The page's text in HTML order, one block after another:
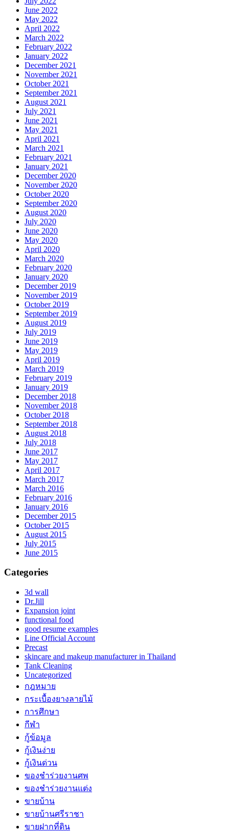
June 2022
May 2022
April 2022
March 2022
February 2022
January 2022
December 2021
November 2021
October 2021
September 2021
August 2021
July 2021
June 2021
May 2021
April 2021
March 2021
February 2021
January 2021
December 2020
November 2020
October 2020
September 2020
August 2020
July 2020
June 2020
May 2020
April 2020
March 2020
February 2020
January 2020
December 2019
November 2019
October 2019
September 2019
August 2019
July 2019
June 2019
May 2019
April 2019
March 2019
February 2019
January 2019
December 2018
November 2018
October 2018
September 2018
August 2018
July 2018
June 2017
May 2017
April 2017
March 2017
March 2016
February 2016
January 2016
December 2015
October 2015
August 2015
July 2015
June 2015
Categories
3d wall
Dr.Jill
Expansion joint
functional food
good resume examples
Line Official Account
Precast
skincare and makeup manufacturer in Thailand
Tank Cleaning
Uncategorized
กฎหมาย
กระเบื้องยางลายไม้
การศึกษา
กีฬา
กู้ข้อมูล
กู้เงินง่าย
กู้เงินด่วน
ของชำร่วยงานศพ
ของชำร่วยงานแต่ง
ขายบ้าน
ขายบ้านศรีราชา
ขายฝากที่ดิน